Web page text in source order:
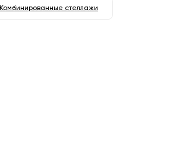
Комбинированные стеллажи